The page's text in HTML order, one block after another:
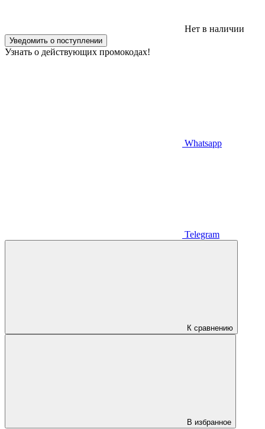
Нет в наличии
Уведомить о поступлении
Узнать о действующих промокодах!
Whatsapp
Telegram
К сравнению
В избранное